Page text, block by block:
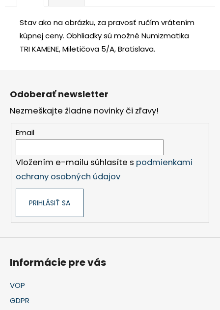
Stav ako na obrázku, za pravosť ručím vrátením
kúpnej ceny. Obhliadky sú možné Numizmatika
TRI KAMENE, Miletičova 5/A, Bratislava.
Z
Odoberať newsletter
Nezmeškajte žiadne novinky či zľavy!
Email
Vložením e-mailu súhlasíte s podmienkami
ochrany osobných údajov
PRIHLÁSIŤ SA
Informácie pre vás
VOP
GDPR